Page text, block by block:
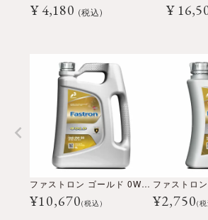
¥ 4,180 税込 ¥
ファストロン ゴールド 0W-20 SN
¥10,670(税込) ¥2,750(